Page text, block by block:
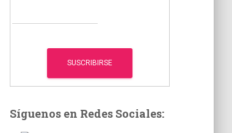
Síguenos en Redes Sociales: